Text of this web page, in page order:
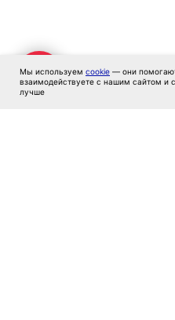
Мы используем cookie — они
взаимодействуете с нашим сайтом и
лучше